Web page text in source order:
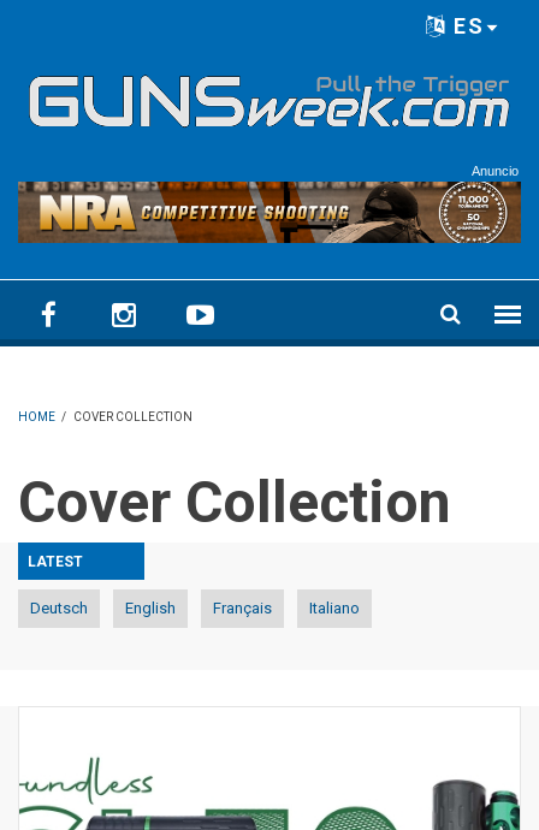
ES
Anuncio
HOME / COVER COLLECTION
Cover Collection
LATEST
Deutsch English Français Italiano